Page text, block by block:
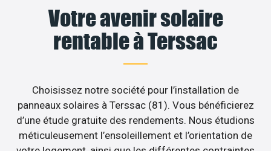
Votre avenir solaire
rentable à Terssac
Choisissez notre société pour l’installation de
panneaux solaires à Terssac (81). Vous bénéficierez
d’une étude gratuite des rendements. Nous étudions
méticuleusement l’ensoleillement et l’orientation de